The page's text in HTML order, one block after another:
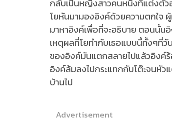
กลับเป็นหญิงสาวคนหนึ่งที่แต่งตัวอ
โยหันมามองอิงค์ด้วยความตกใจ ผู้
มาหาอิงค์เพื่อที่จะอธิบาย ตอนนั้น
เหตุผลที่โยทำกับเธอแบบนี้ทั้งๆที่วั
ของอิงค์มันแตกสลายไปแล้วอิงค์
อิงค์ล้มลงไปกระแทกกับโต๊ะจนหัว
บ้านไป
Advertisement